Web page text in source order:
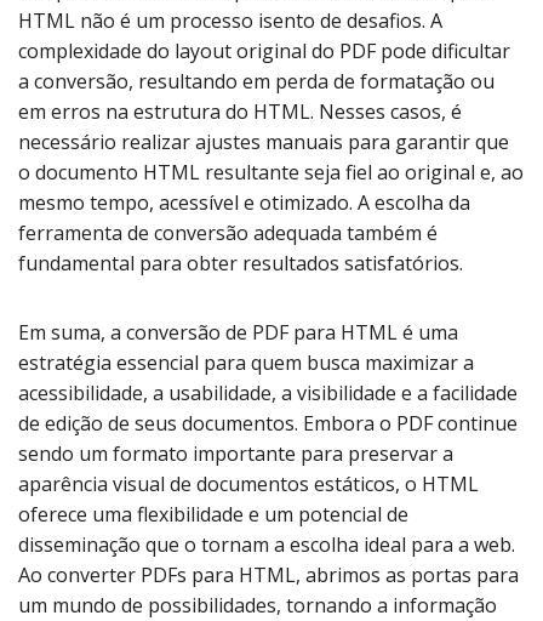
HTML não é um processo isento de desafios. A
complexidade do layout original do PDF pode dificultar
a conversão, resultando em perda de formatação ou
em erros na estrutura do HTML. Nesses casos, é
necessário realizar ajustes manuais para garantir que
o documento HTML resultante seja fiel ao original e, ao
mesmo tempo, acessível e otimizado. A escolha da
ferramenta de conversão adequada também é
fundamental para obter resultados satisfatórios.
Em suma, a conversão de PDF para HTML é uma
estratégia essencial para quem busca maximizar a
acessibilidade, a usabilidade, a visibilidade e a facilidade
de edição de seus documentos. Embora o PDF continue
sendo um formato importante para preservar a
aparência visual de documentos estáticos, o HTML
oferece uma flexibilidade e um potencial de
disseminação que o tornam a escolha ideal para a web.
Ao converter PDFs para HTML, abrimos as portas para
um mundo de possibilidades, tornando a informação